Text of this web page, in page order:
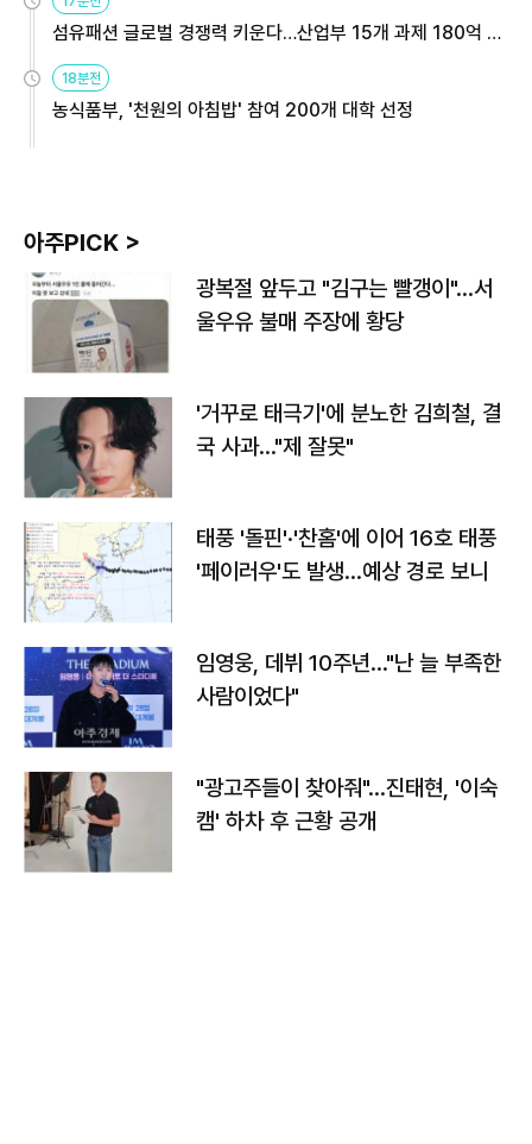
섬유패션 글로벌 경쟁력 키운다…산업부 15개 과제 180억 지
18분전
농식품부, '천원의 아침밥' 참여 200개 대학 선정
아주PICK >
광복절 앞두고 "김구는 빨갱이"…서
울우유 불매 주장에 황당
'거꾸로 태극기'에 분노한 김희철, 결
국 사과…"제 잘못"
태풍 '돌핀'·'찬홈'에 이어 16호 태풍
'페이러우'도 발생…예상 경로 보니
임영웅, 데뷔 10주년…"난 늘 부족한
사람이었다"
"광고주들이 찾아줘"…진태현, '이숙
캠' 하차 후 근황 공개